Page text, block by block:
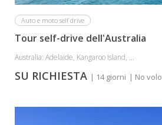
Auto e moto self drive
Tour self-drive dell'Australia
Australia: Adelaide, Kangaroo Island, ...
SU RICHIESTA | 14 giorni | No volo